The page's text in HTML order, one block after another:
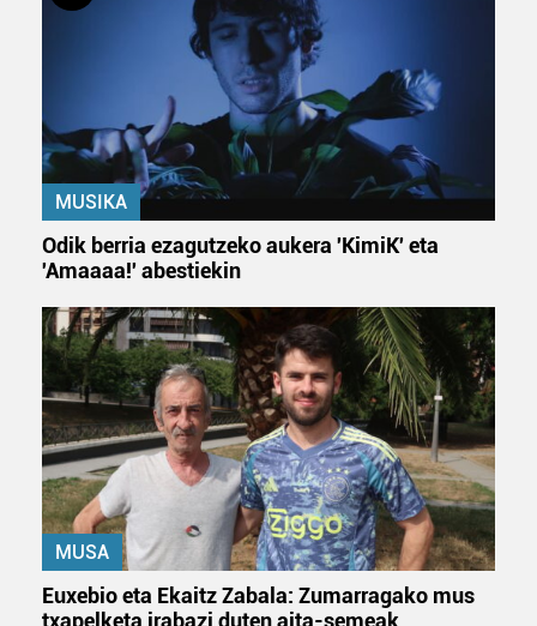
Webgune honek cookie propioak eta hirugarrenen cookie-
fitxategiak erabiltzen ditu. Zure esperientzia eta
zerbitzuak hobetzeko asmoz, cookie teknologiaz
baliatzen gara. Ohar hau onartuz gero, teknologia hori
erabiltzeko baimen esplizitua ematen diguzu.Gehiago
irakurri
MUSIKA
Odik berria ezagutzeko aukera 'KimiK' eta
'Amaaaa!' abestiekin
MUSA
Euxebio eta Ekaitz Zabala: Zumarragako mus
txapelketa irabazi duten aita-semeak